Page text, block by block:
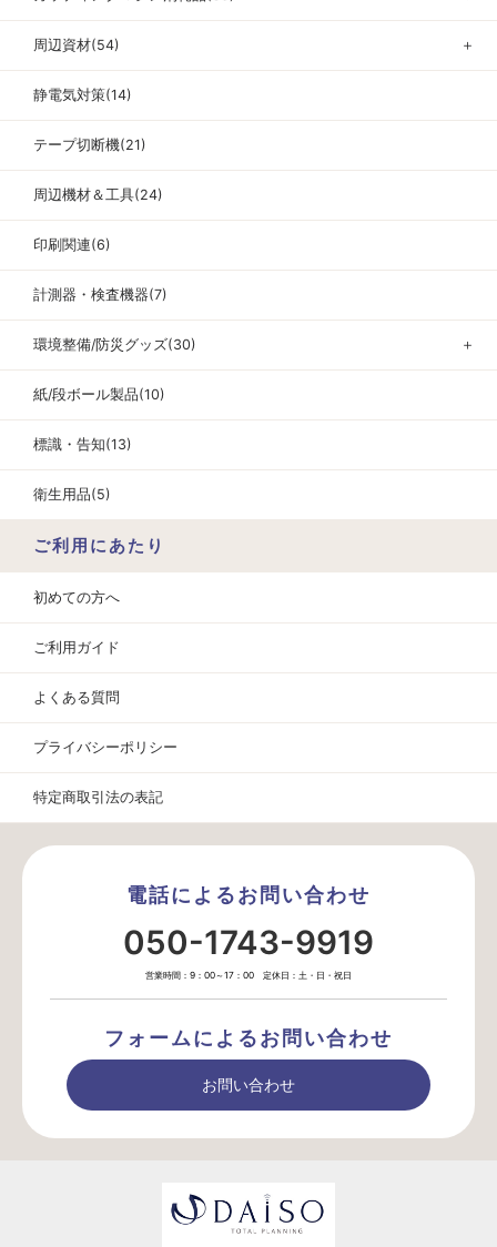
周辺資材(54) ＋
静電気対策(14)
テープ切断機(21)
周辺機材＆工具(24)
印刷関連(6)
計測器・検査機器(7)
環境整備/防災グッズ(30) ＋
紙/段ボール製品(10)
標識・告知(13)
衛生用品(5)
ご利用にあたり
初めての方へ
ご利用ガイド
よくある質問
プライバシーポリシー
特定商取引法の表記
電話によるお問い合わせ
050-1743-9919
営業時間：9：00～17：00 定休日：土・日・祝日
フォームによるお問い合わせ
お問い合わせ